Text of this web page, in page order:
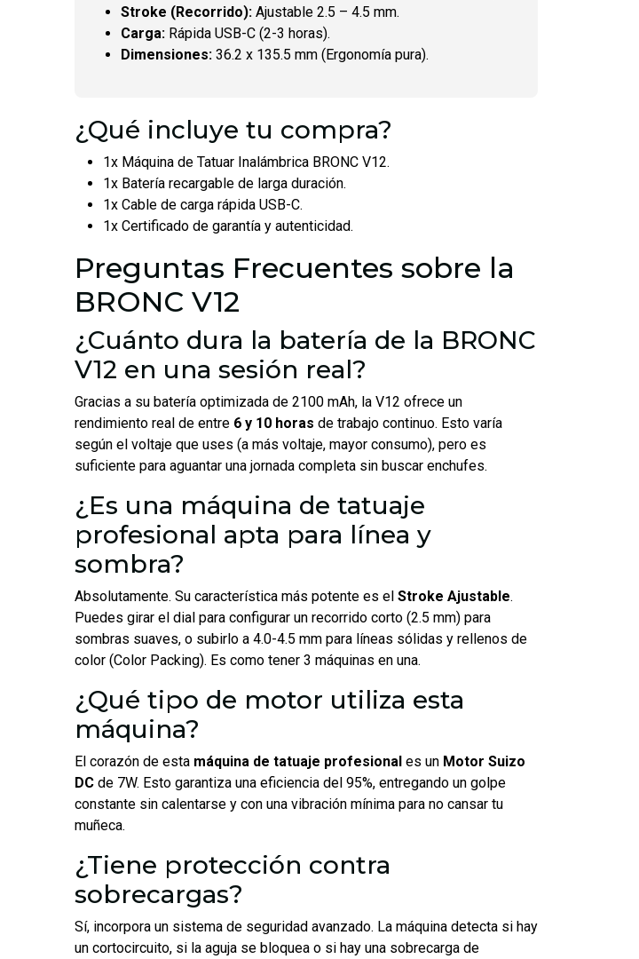
Stroke (Recorrido): Ajustable 2.5 – 4.5 mm.
Carga: Rápida USB-C (2-3 horas).
Dimensiones: 36.2 x 135.5 mm (Ergonomía pura).
¿Qué incluye tu compra?
1x Máquina de Tatuar Inalámbrica BRONC V12.
1x Batería recargable de larga duración.
1x Cable de carga rápida USB-C.
1x Certificado de garantía y autenticidad.
Preguntas Frecuentes sobre la
BRONC V12
¿Cuánto dura la batería de la BRONC
V12 en una sesión real?
Gracias a su batería optimizada de 2100 mAh, la V12 ofrece un
rendimiento real de entre 6 y 10 horas de trabajo continuo. Esto varía
según el voltaje que uses (a más voltaje, mayor consumo), pero es
suficiente para aguantar una jornada completa sin buscar enchufes.
¿Es una máquina de tatuaje
profesional apta para línea y
sombra?
Absolutamente. Su característica más potente es el Stroke Ajustable.
Puedes girar el dial para configurar un recorrido corto (2.5 mm) para
sombras suaves, o subirlo a 4.0-4.5 mm para líneas sólidas y rellenos de
color (Color Packing). Es como tener 3 máquinas en una.
¿Qué tipo de motor utiliza esta
máquina?
El corazón de esta máquina de tatuaje profesional es un Motor Suizo
DC de 7W. Esto garantiza una eficiencia del 95%, entregando un golpe
constante sin calentarse y con una vibración mínima para no cansar tu
muñeca.
¿Tiene protección contra
sobrecargas?
Sí, incorpora un sistema de seguridad avanzado. La máquina detecta si hay
un cortocircuito, si la aguja se bloquea o si hay una sobrecarga de